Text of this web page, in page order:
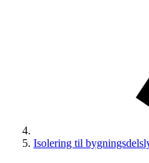
Isolering til